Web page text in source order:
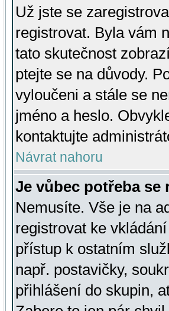
Už jste se
registrovat. Byla vám
tato skutečnost
ptejte se na důvody.
vyloučeni a stále se
jméno a heslo.
kontaktujte
Návrat nahoru
Je vůbec potřeba se
Nemusíte. Vše je na
registrovat ke
přístup k ostatním
např. postavičky,
přihlášení do skupin,